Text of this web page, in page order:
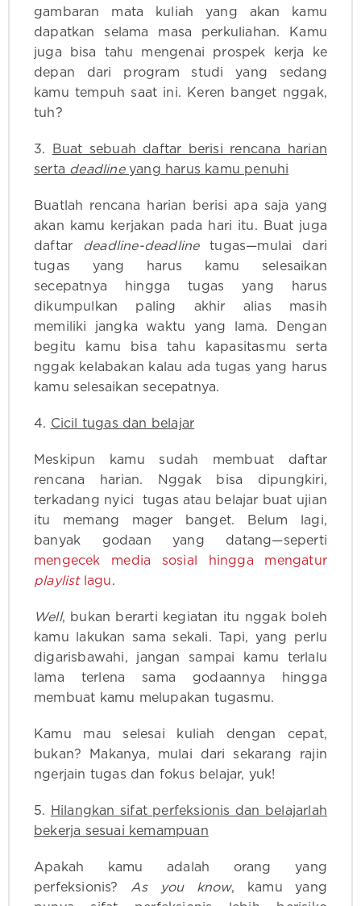
gambaran mata kuliah yang akan kamu
dapatkan selama masa perkuliahan. Kamu
juga bisa tahu mengenai prospek kerja ke
depan dari program studi yang sedang
kamu tempuh saat ini. Keren banget nggak,
tuh?
3.
Buat sebuah daftar berisi rencana harian
serta deadlineyang harus kamu penuhi
Buatlah rencana harian berisi apa saja yang
akan kamu kerjakan pada hari itu. Buat juga
daftar deadline-deadlinetugas—mulai dari
tugas yang harus kamu selesaikan
secepatnya hingga tugas yang harus
dikumpulkan paling akhir alias masih
memiliki jangka waktu yang lama. Dengan
begitu kamu bisa tahu kapasitasmu serta
nggak kelabakan kalau ada tugas yang harus
kamu selesaikan secepatnya.
4. Cicil tugas dan belajar
Meskipun kamu sudah membuat daftar
rencana harian. Nggak bisa dipungkiri,
terkadang nyici tugas atau belajar buat ujian
itu memang mager banget. Belum lagi,
banyak godaan yang datang—seperti
mengecek media sosial hingga mengatur
playlistlagu.
Well, bukan berarti kegiatan itu nggak boleh
kamu lakukan sama sekali. Tapi, yang perlu
digarisbawahi, jangan sampai kamu terlalu
lama terlena sama godaannya hingga
membuat kamu melupakan tugasmu.
Kamu mau selesai kuliah dengan cepat,
bukan? Makanya, mulai dari sekarang rajin
ngerjain tugas dan fokus belajar, yuk!
5.
Hilangkan sifat perfeksionis dan belajarlah
bekerja sesuai kemampuan
Apakah kamu adalah orang yang
perfeksionis? As you know, kamu yang